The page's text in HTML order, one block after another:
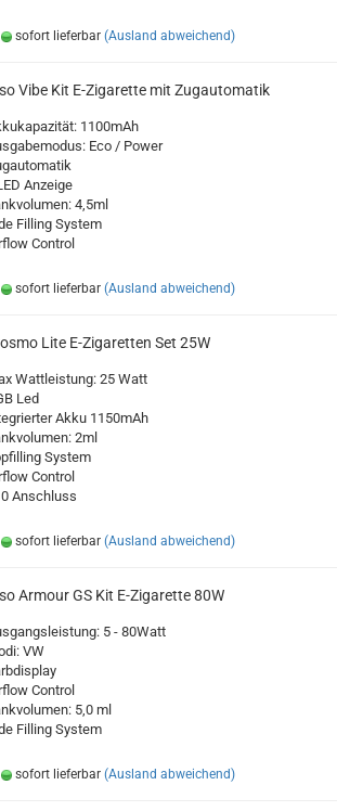
sofort lieferbar (Ausland abweichend)
Vibe Kit E-Zigarette mit Zugautomatik
1100mAh
Eco / Power
Anzeige
4,5ml
Filling System
Control
sofort lieferbar (Ausland abweichend)
Lite E-Zigaretten Set 25W
Wattleistung: 25 Watt
Led
Akku 1150mAh
2ml
System
Control
Anschluss
sofort lieferbar (Ausland abweichend)
Armour GS Kit E-Zigarette 80W
5 - 80Watt
VW
Control
5,0 ml
Filling System
sofort lieferbar (Ausland abweichend)